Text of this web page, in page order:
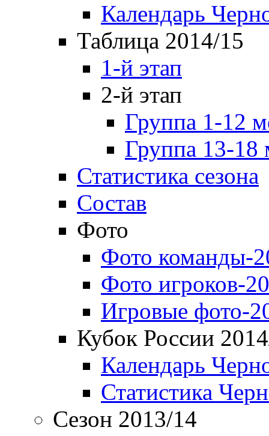
Календарь
Таблица 2014/15
1-й этап
2-й этап
Группа 1-12
Группа 13-18
Статистика сезона
Состав
Фото
Фото команды-
Фото игроков-
Игровые фото-
Кубок России
Календарь
Статистика
Сезон 2013/14